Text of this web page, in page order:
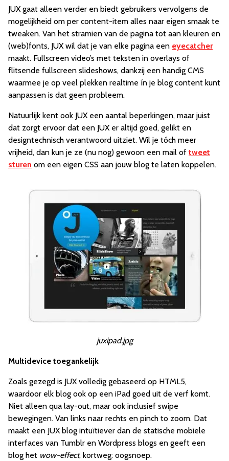
JUX gaat alleen verder en biedt gebruikers vervolgens de
mogelijkheid om per content-item alles naar eigen smaak te
tweaken. Van het stramien van de pagina tot aan kleuren en
(web)fonts, JUX wil dat je van elke pagina een eyecatcher
maakt. Fullscreen video’s met teksten in overlays of
flitsende fullscreen slideshows, dankzij een handig CMS
waarmee je op veel plekken realtime ín je blog content kunt
aanpassen is dat geen probleem.
Natuurlijk kent ook JUX een aantal beperkingen, maar juist
dat zorgt ervoor dat een JUX er altijd goed, gelikt en
designtechnisch verantwoord uitziet. Wil je tóch meer
vrijheid, dan kun je ze (nu nog) gewoon een mail of tweet
sturen om een eigen CSS aan jouw blog te laten koppelen.
juxipad.jpg
Multidevice toegankelijk
Zoals gezegd is JUX volledig gebaseerd op HTML5,
waardoor elk blog ook op een iPad goed uit de verf komt.
Niet alleen qua lay-out, maar ook inclusief swipe
bewegingen. Van links naar rechts en pinch to zoom. Dat
maakt een JUX blog intuïtiever dan de statische mobiele
interfaces van Tumblr en Wordpress blogs en geeft een
blog het wow-effect, kortweg: oogsnoep.